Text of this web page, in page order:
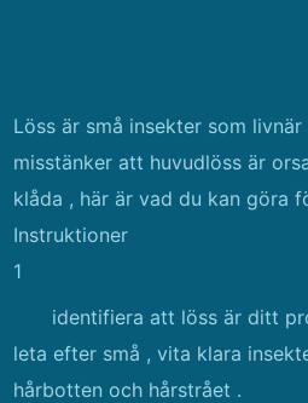
Löss är små insekter som
misstänker att huvudlöss är
klåda , här är vad du kan göra
Instruktioner
1
identifiera att löss är ditt
leta efter små , ​​vita klara
hårbotten och hårstrået .